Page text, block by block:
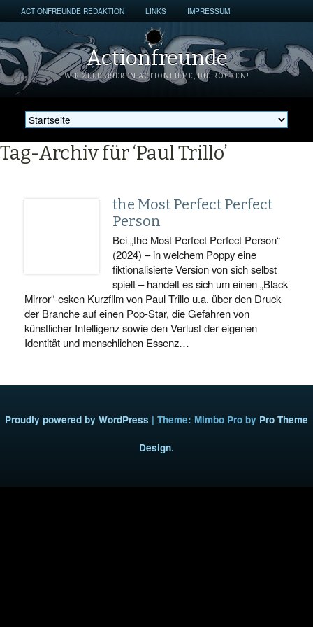
ACTIONFREUNDE REDAKTION LINKS IMPRESSUM
Actionfreunde
WIR ZELEBRIEREN ACTIONFILME, DIE ROCKEN!
Tag-Archiv für ‘Paul Trillo’
the Most Perfect Perfect
Person
Bei „the Most Perfect Perfect Person“
(2024) – in welchem Poppy eine
fiktionalisierte Version von sich selbst
spielt – handelt es sich um einen „Black
Mirror“-esken Kurzfilm von Paul Trillo u.a. über den Druck
der Branche auf einen Pop-Star, die Gefahren von
künstlicher Intelligenz sowie den Verlust der eigenen
Identität und menschlichen Essenz…
Proudly powered by WordPress | Theme: Mimbo Pro by Pro Theme
Design.